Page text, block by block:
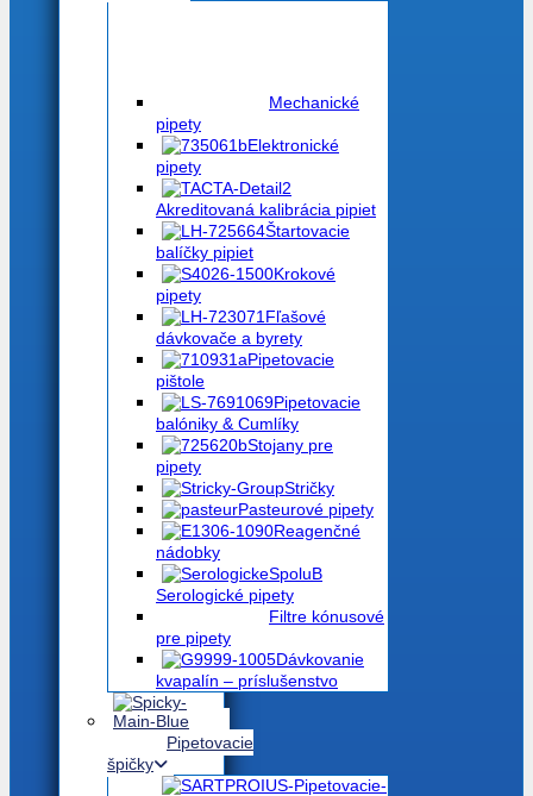
Mechanické
pipety
Elektronické
pipety
Akreditovaná kalibrácia pipiet
Štartovacie
balíčky pipiet
Krokové
pipety
Fľašové
dávkovače a byrety
Pipetovacie
pištole
Pipetovacie
balóniky & Cumlíky
Stojany pre
pipety
Stričky
Pasteurové pipety
Reagenčné
nádobky
Serologické pipety
Filtre kónusové
pre pipety
Dávkovanie
kvapalín – príslušenstvo
Pipetovacie
špičky